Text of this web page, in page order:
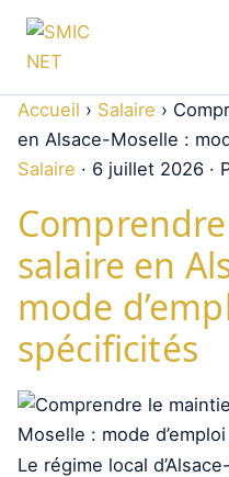
Accueil › Salaire ›
en Alsace-Moselle :
Salaire · 6 juillet 2026 ·
salaire en
mode
spécificités
Le régime local